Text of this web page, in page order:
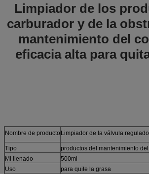
Limpiador de los
carburador y de la
mantenimiento del
eficacia alta para
Nombre de producto Limpiador de la válvula
Tipo
productos del mantenimiento
Ml llenado
500ml
Uso
para quite la grasa